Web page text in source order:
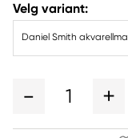
Velg variant:
Daniel Smith
1